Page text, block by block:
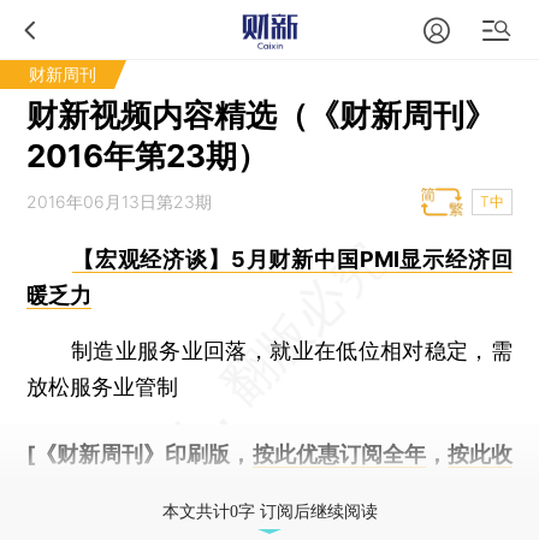
财新周刊
财新视频内容精选（《财新周刊》
2016年第23期）
2016年06月13日第23期 T中
【宏观经济谈】5月财新中国PMI显示经济回
暖乏力
制造业服务业回落，就业在低位相对稳定，需
放松服务业管制
[《财新周刊》印刷版， 按此优惠订阅全年， 按此收
本文共计0字 订阅后继续阅读